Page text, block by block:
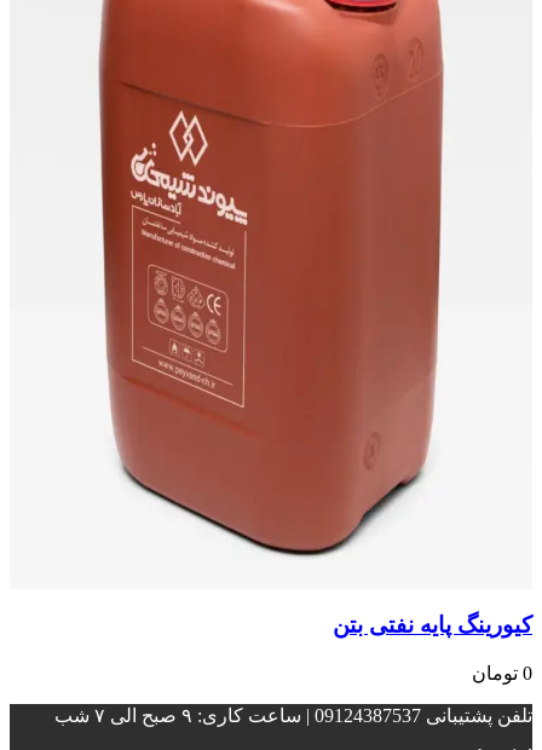
کیورینگ پایه نفتی بتن
0 تومان
تلفن پشتیبانی 09124387537 | ساعت کاری: ۹ صبح الی ۷ شب